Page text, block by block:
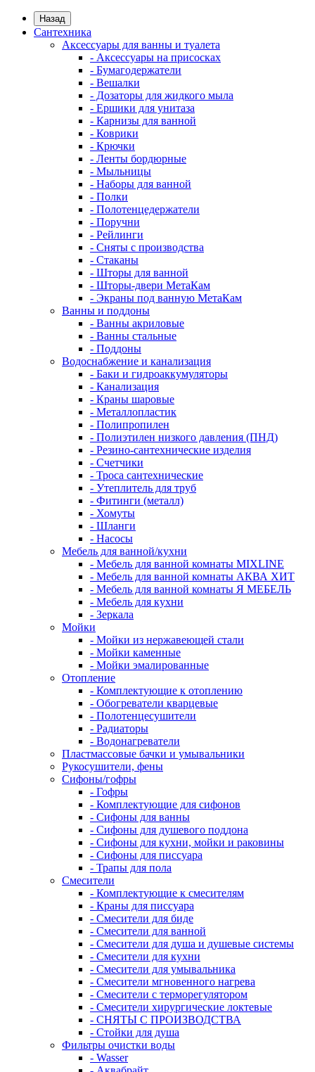
Назад
Сантехника
Аксессуары для ванны и туалета
- Аксессуары на присосках
- Бумагодержатели
- Вешалки
- Дозаторы для жидкого мыла
- Ершики для унитаза
- Карнизы для ванной
- Коврики
- Крючки
- Ленты бордюрные
- Мыльницы
- Наборы для ванной
- Полки
- Полотенцедержатели
- Поручни
- Рейлинги
- Сняты с производства
- Стаканы
- Шторы для ванной
- Шторы-двери МетаКам
- Экраны под ванную МетаКам
Ванны и поддоны
- Ванны акриловые
- Ванны стальные
- Поддоны
Водоснабжение и канализация
- Баки и гидроаккумуляторы
- Канализация
- Краны шаровые
- Металлопластик
- Полипропилен
- Полиэтилен низкого давления (ПНД)
- Резино-сантехнические изделия
- Счетчики
- Троса сантехнические
- Утеплитель для труб
- Фитинги (металл)
- Хомуты
- Шланги
- Насосы
Мебель для ванной/кухни
- Мебель для ванной комнаты MIXLINE
- Мебель для ванной комнаты АКВА ХИТ
- Мебель для ванной комнаты Я МЕБЕЛЬ
- Мебель для кухни
- Зеркала
Мойки
- Мойки из нержавеющей стали
- Мойки каменные
- Мойки эмалированные
Отопление
- Комплектующие к отоплению
- Обогреватели кварцевые
- Полотенцесушители
- Радиаторы
- Водонагреватели
Пластмассовые бачки и умывальники
Рукосушители, фены
Сифоны/гофры
- Гофры
- Комплектующие для сифонов
- Сифоны для ванны
- Сифоны для душевого поддона
- Сифоны для кухни, мойки и раковины
- Сифоны для писсуара
- Трапы для пола
Смесители
- Комплектующие к смесителям
- Краны для писсуара
- Смесители для биде
- Смесители для ванной
- Смесители для душа и душевые системы
- Смесители для кухни
- Смесители для умывальника
- Смесители мгновенного нагрева
- Смесители с терморегулятором
- Смесители хирургические локтевые
- СНЯТЫ С ПРОИЗВОДСТВА
- Стойки для душа
Фильтры очистки воды
- Wasser